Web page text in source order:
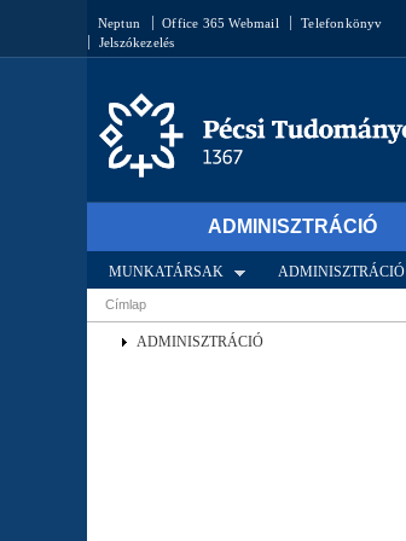
Neptun Office 365 Webmail
Telefonkönyv
Jelszókezelés
ADMINISZTRÁCIÓ
MUNKATÁRSAK ADMINISZTRÁCIÓ
Jelenlegi hely
Címlap
ADMINISZTRÁCIÓ